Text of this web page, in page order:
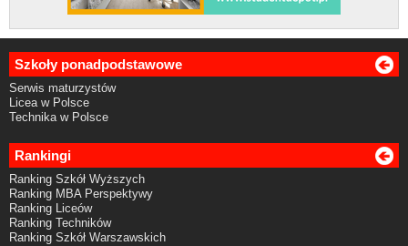
Szkoły ponadpodstawowe
Serwis maturzystów
Licea w Polsce
Technika w Polsce
Rankingi
Ranking Szkół Wyższych
Ranking MBA Perspektywy
Ranking Liceów
Ranking Techników
Ranking Szkół Warszawskich